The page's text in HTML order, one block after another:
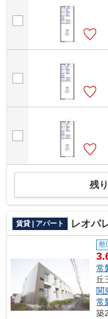
残り
賃貸 | アパート レオパ
敷
常
丘
関
常
築